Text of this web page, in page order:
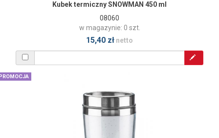
Kubek termiczny SNOWMAN 450 ml
08060
w magazynie: 0 szt.
15,40 zł netto